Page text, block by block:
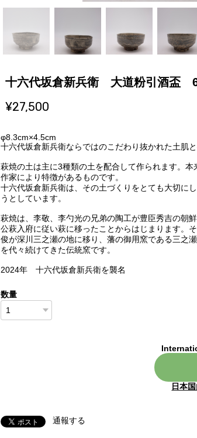
十六代坂倉新兵衛 大道粉引酒盃
¥27,500
φ8.3cm×4.5cm
十六代坂倉新兵衛ならではのこだわり抜かれた土肌
萩焼の土は主に3種類の土を配合して作られます。
作家により特徴があるものです。
十六代坂倉新兵衛は、その土づくりをとても大切に
うとしています。
萩焼は、李敬、李勺光の兄弟の陶工が豊臣秀吉の朝
公萩入府に従い萩に移ったことからはじまります。
俊が深川三之瀬の地に移り、藩の御用窯である三之
を代々続けてきた伝統窯です。
2024年 十六代坂倉新兵衛を襲名
数量
日本
通報する